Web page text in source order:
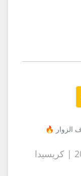
الزوار 🔥
تويوتا كريسيدا للبيع في عمان 2026 | كريسيدا